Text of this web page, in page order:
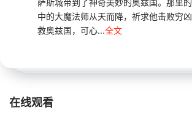
中的大魔法师从天而降，祈求他击败穷
救奥兹国，可心...全文
在线观看